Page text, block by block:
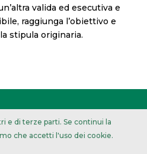
valida ed esecutiva e
raggiunga l’obiettivo e
stipula originaria.
e di terze parti. Se continui la
che accetti l'uso dei cookie.